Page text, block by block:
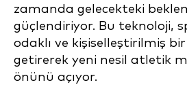
zamanda gelecekteki
güçlendiriyor. Bu teknoloji,
odaklı ve kişiselleştirilmiş
getirerek yeni nesil atletik
önünü açıyor.